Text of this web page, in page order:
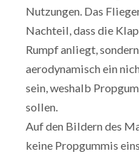
Nutzungen. Das
Nachteil, dass die
Rumpf anliegt,
aerodynamisch ein
sein, weshalb
sollen.
Auf den Bildern des
keine Propgummis